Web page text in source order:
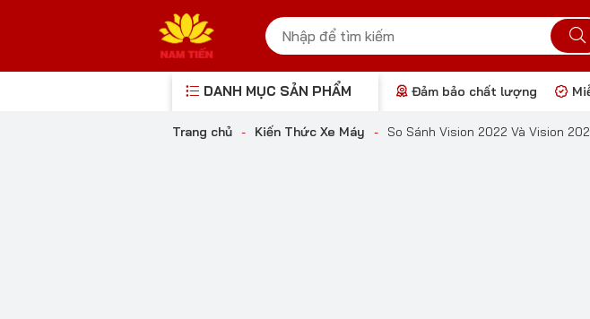
DANH MỤC SẢN PHẨM Đảm bảo chất lượng
Trang chủ - Kiến Thức Xe Máy - So Sánh Vision 2022 Và Vision